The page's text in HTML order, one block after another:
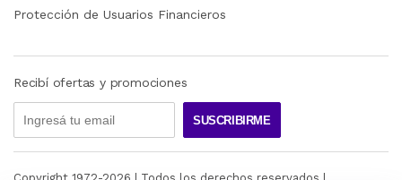
Protección de Usuarios Financieros
Recibí ofertas y promociones
SUSCRIBIRME